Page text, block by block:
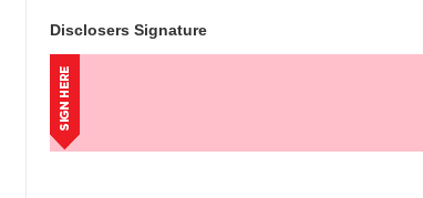
Disclosers Signature